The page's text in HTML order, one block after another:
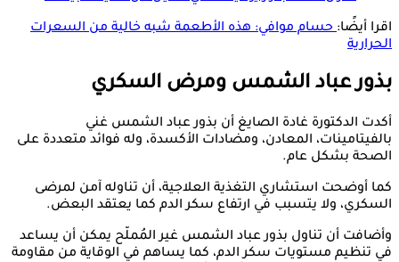
اقرا أيضًا:حسام موافي: هذه الأطعمة شبه خالية من السعرات
الحرارية
بذور عباد الشمس ومرض السكري
أكدت الدكتورة غادة الصايغ أن بذور عباد الشمس غني
بالفيتامينات، المعادن، ومضادات الأكسدة، وله فوائد متعددة على
الصحة بشكل عام.
كما أوضحت استشاري التغذية العلاجية، أن تناوله آمن لمرضى
السكري، ولا يتسبب في ارتفاع سكر الدم كما يعتقد البعض.
وأضافت أن تناول بذور عباد الشمس غير المُملّح يمكن أن يساعد
في تنظيم مستويات سكر الدم، كما يساهم في الوقاية من مقاومة